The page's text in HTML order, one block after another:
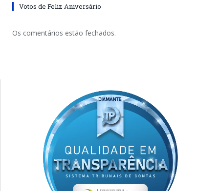
Votos de Feliz Aniversário
Os comentários estão fechados.